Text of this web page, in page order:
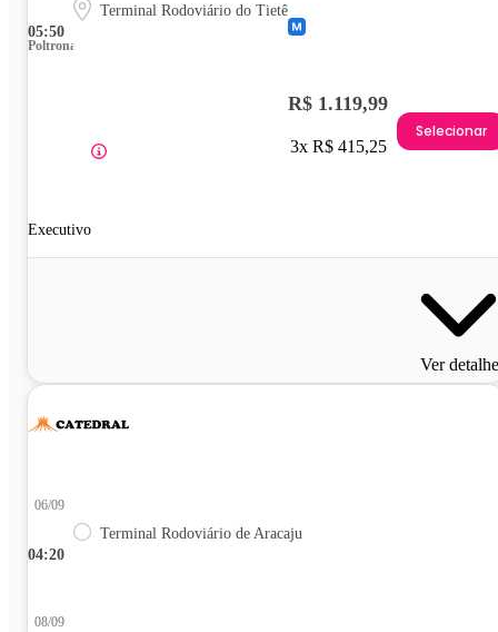
05:50
Terminal Rodoviário do Tietê
Poltrona
Executivo
R$ 1.119,99
3x R$ 415,25
Selecionar
Ver
04:20
06/09
Terminal Rodoviário de Aracaju
08/09